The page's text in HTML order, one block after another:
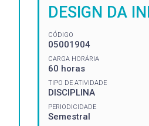
DESIGN DA
CÓDIGO
05001904
CARGA HORÁRIA
60 horas
TIPO DE ATIVIDADE
DISCIPLINA
PERIODICIDADE
Semestral